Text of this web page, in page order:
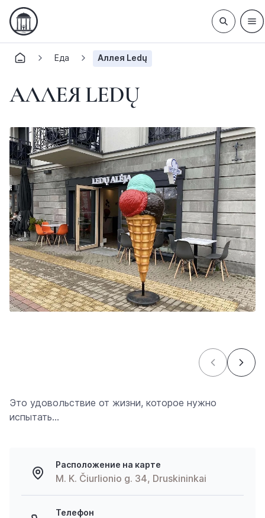
Еда Аллея Ledų
АЛЛЕЯ LEDŲ
Это удовольствие от жизни, которое нужно
испытать…
Расположение на карте
M. K. Čiurlionio g. 34, Druskininkai
Телефон